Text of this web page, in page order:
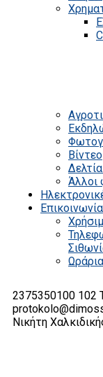
Βίντεο
Άλλοι
Επικοινωνία
2375350100 102
Νικήτη